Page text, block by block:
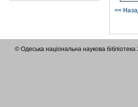
<<
© Одеська національна наукова